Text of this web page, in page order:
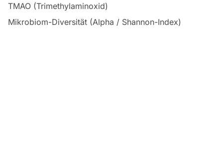
TMAO (Trimethylaminoxid)
Mikrobiom-Diversität (Alpha / Shannon-Index)